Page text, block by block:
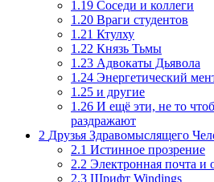
1.19 Соседи и коллеги
1.20 Враги студентов
1.21 Ктулху
1.22 Князь Тьмы
1.23 Адвокаты Дьявола
1.24 Энергетический
1.25 и другие
1.26 И ещё эти, не то
раздражают
2 Друзья Здравомыслящего
2.1 Истинное прозрение
2.2 Электронная почта
2.3 Шрифт Windings